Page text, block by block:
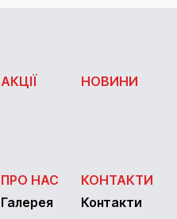
АКЦІЇ НОВИНИ
ПРО НАС
Галерея
КОНТАКТИ
Контакти